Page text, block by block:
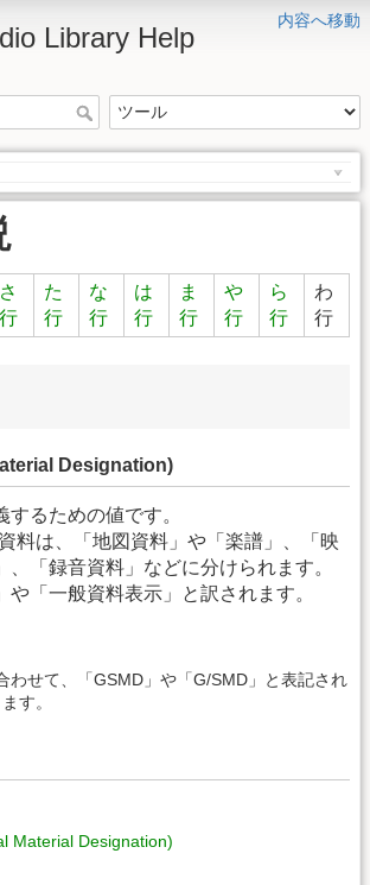
内容へ移動
Library Help
さ
行
た
行
な
行
は
行
ま
行
や
行
ら
行
わ
行
Designation)
するための値です。
料は、「地図資料」や「楽譜」、「映
、「録音資料」などに分けられます。
や「一般資料表示」と訳されます。
わせて、「GSMD」や「G/SMD」と表記され
す。
Material Designation)